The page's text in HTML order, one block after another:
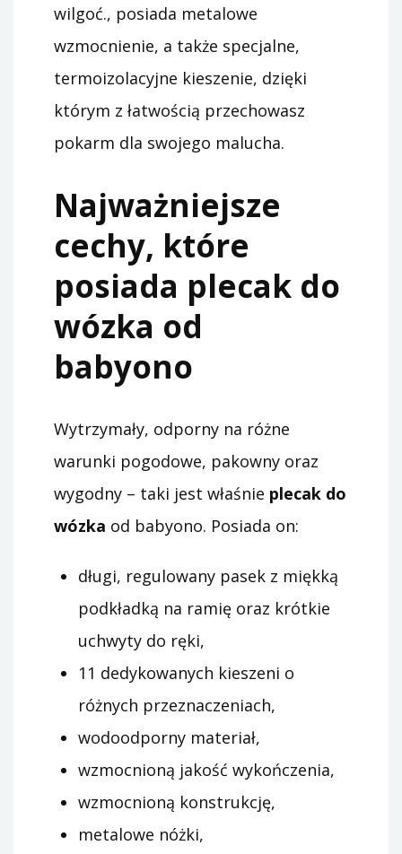
wilgoć., posiada metalowe
wzmocnienie, a także specjalne,
termoizolacyjne kieszenie, dzięki
którym z łatwością przechowasz
pokarm dla swojego malucha.
Najważniejsze
cechy, które
posiada plecak do
wózka od
babyono
Wytrzymały, odporny na różne
warunki pogodowe, pakowny oraz
wygodny – taki jest właśnie plecak do
wózka od babyono. Posiada on:
długi, regulowany pasek z miękką
podkładką na ramię oraz krótkie
uchwyty do ręki,
11 dedykowanych kieszeni o
różnych przeznaczeniach,
wodoodporny materiał,
wzmocnioną jakość wykończenia,
wzmocnioną konstrukcję,
metalowe nóżki,